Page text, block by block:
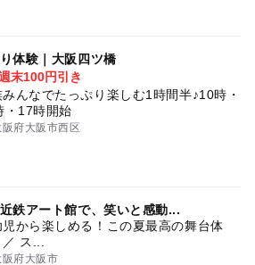
体験｜大阪四ツ橋
末100円引き
んなでたっぷり楽しむ1時間半♪10時・
・17時開始
阪府大阪市西区
鉄アート館で、笑いと感動...
児から楽しめる！この夏最高の舞台体
ス...
阪府大阪市